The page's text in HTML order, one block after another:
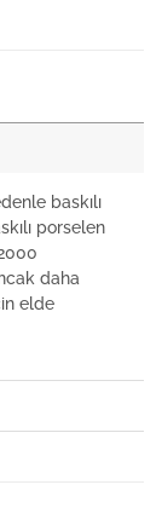
baskılı
porselen
daha
elde